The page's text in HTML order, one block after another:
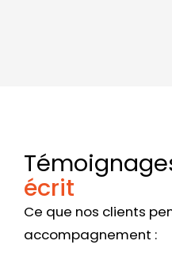
écrit
Ce que nos clients
accompagnement :